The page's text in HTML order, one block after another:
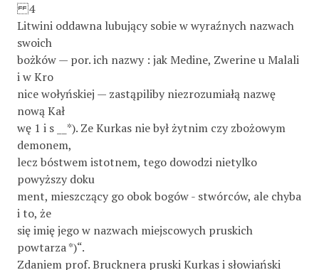
4
Litwini oddawna lubujący sobie w wyraźnych nazwach
swoich
bożków — por. ich nazwy : jak Medine, Zwerine u Malali
i w Kro­
nice wołyńskiej — zastąpiliby niezrozumiałą nazwę
nową Kał­
wę 1 i s __*). Ze Kurkas nie był żytnim czy zbożowym
demonem,
lecz bóstwem istotnem, tego dowodzi nietylko
powyższy doku­
ment, mieszczący go obok bogów - stwórców, ale chyba
i to, że
się imię jego w nazwach miejscowych pruskich
powtarza *)“.
Zdaniem prof. Brucknera pruski Kurkas i słowiański